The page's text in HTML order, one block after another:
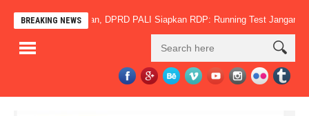
BREAKING NEWS
Jadi Sorotan, DPRD PALI Siapkan RDP: Running Test Jangan Jadi